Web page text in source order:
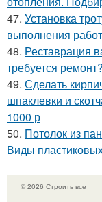
47. Установка
выполнения работ
48. Реставрация
требуется ремонт?
49. Сделать
шпаклевки и
1000 р
50. Потолок из
Виды
© 2026 Строить все